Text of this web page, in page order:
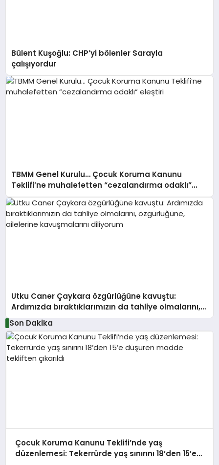
Bülent Kuşoğlu: CHP’yi bölenler Sarayla
çalışıyordur
TBMM Genel Kurulu… Çocuk Koruma Kanunu
Teklifi’ne muhalefetten “cezalandırma odaklı”
eleştiri
Utku Caner Çaykara özgürlüğüne kavuştu:
Ardımızda bıraktıklarımızın da tahliye olmalarını,
özgürlüğüne, ailelerine kavuşmalarını diliyorum
Son Dakika
Çocuk Koruma Kanunu Teklifi’nde yaş
düzenlemesi: Tekerrürde yaş sınırını 18’den 15’e